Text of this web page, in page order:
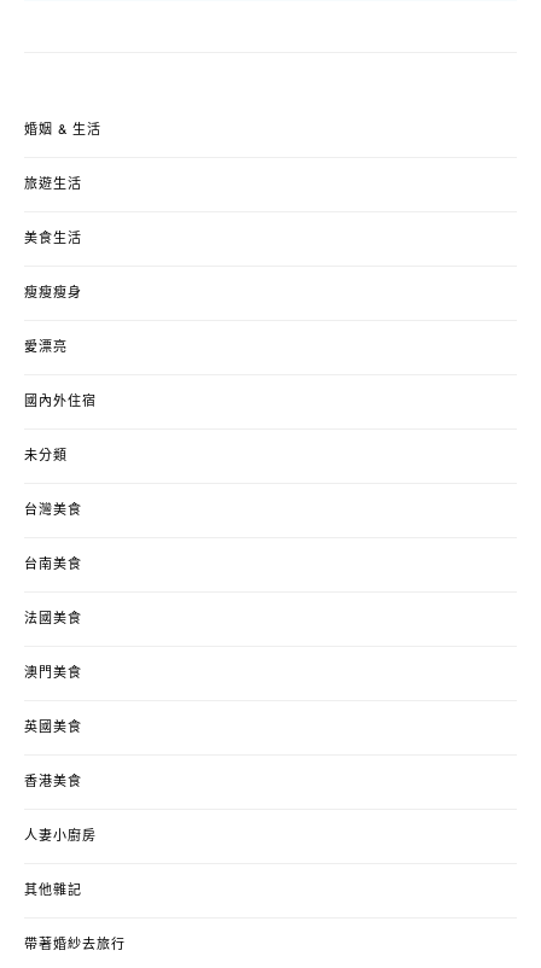
婚姻 & 生活
旅遊生活
美食生活
瘦瘦瘦身
愛漂亮
國內外住宿
未分類
台灣美食
台南美食
法國美食
澳門美食
英國美食
香港美食
人妻小廚房
其他雜記
帶著婚紗去旅行